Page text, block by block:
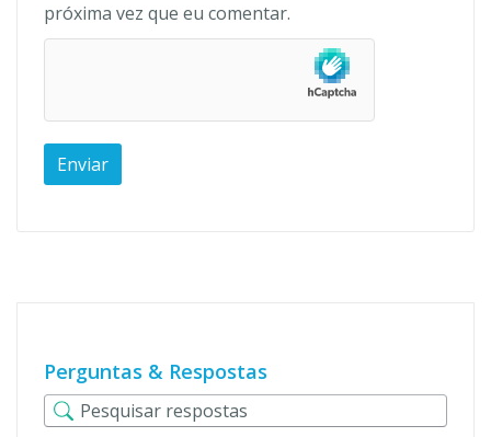
próxima vez que eu comentar.
Perguntas & Respostas